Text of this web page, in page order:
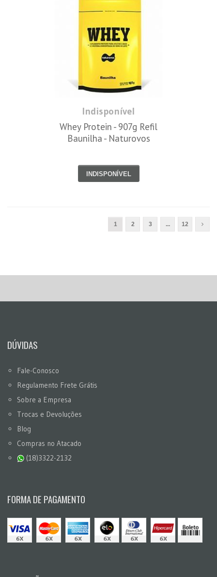
Indisponível
Whey Protein - 907g Refil
Baunilha - Naturovos
INDISPONÍVEL
1 2 3 ... 12
DÚVIDAS
Fale-Conosco
Regulamento Frete Grátis
Sobre a Empresa
Trocas e Devoluções
Blog
Compras no Atacado
(18)3322-2132
FORMA DE PAGAMENTO